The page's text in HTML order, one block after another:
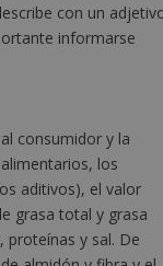
con un
informarse
consumidor y la
los
aditivos), el valor
grasa total y grasa
proteínas y sal. De